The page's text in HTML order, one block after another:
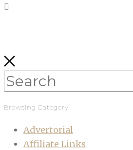
Browsing Category
Advertorial
Affiliate Links